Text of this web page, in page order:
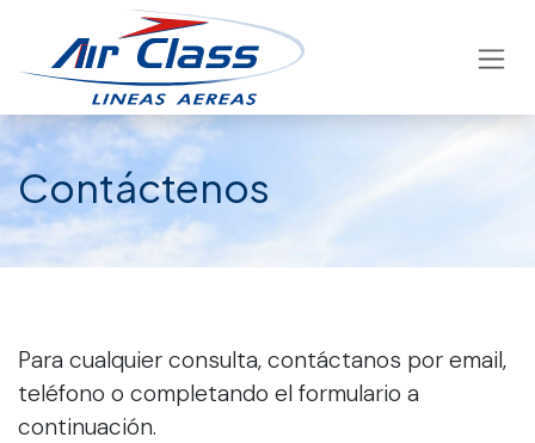
Ir al contenido
Contáctenos
Para cualquier consulta, contáctanos por email,
teléfono o completando el formulario a
continuación.